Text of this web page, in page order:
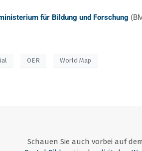
für Bildung und Forschung
OER World Map
Schauen Sie auch vorbei auf dem